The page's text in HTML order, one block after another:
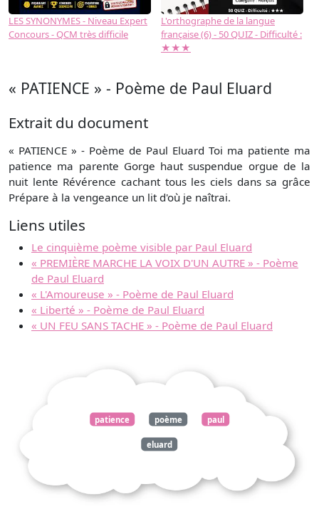
LES SYNONYMES - Niveau Expert
Concours - QCM très difficile
L'orthographe de la langue
française (6) - 50 QUIZ - Difficulté :
★★★
« PATIENCE » - Poème de Paul Eluard
Extrait du document
« PATIENCE » - Poème de Paul Eluard Toi ma patiente ma
patience ma parente Gorge haut suspendue orgue de la
nuit lente Révérence cachant tous les ciels dans sa grâce
Prépare à la vengeance un lit d'où je naîtrai.
Liens utiles
Le cinquième poème visible par Paul Eluard
« PREMIÈRE MARCHE LA VOIX D'UN AUTRE » - Poème
de Paul Eluard
« L'Amoureuse » - Poème de Paul Eluard
« Liberté » - Poème de Paul Eluard
« UN FEU SANS TACHE » - Poème de Paul Eluard
patience poème paul
eluard